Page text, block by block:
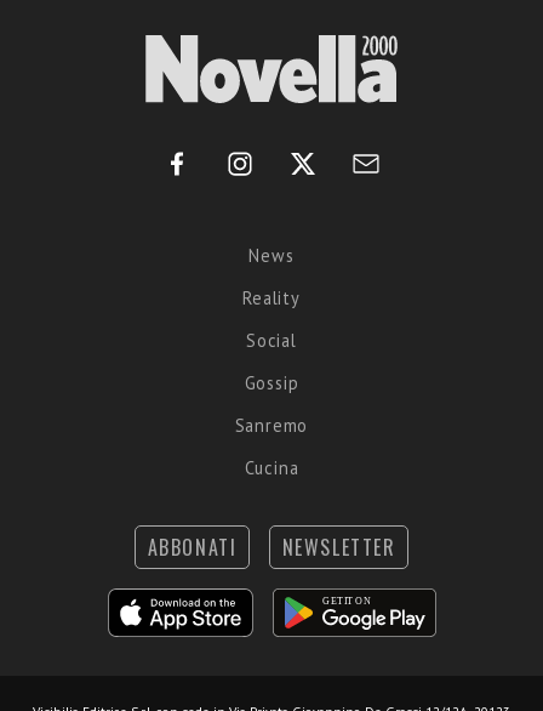
News
Reality
Social
Gossip
Sanremo
Cucina
ABBONATI NEWSLETTER